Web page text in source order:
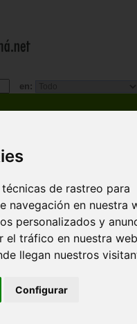
de rastreo para
navegación en nuestra
personalizados y
el tráfico en nuestra
llegan nuestros
Configurar
en:
>Programas de régimen
a la dieta. El
tu peso ideal y
forma natural y
Trombetta
existen personas que